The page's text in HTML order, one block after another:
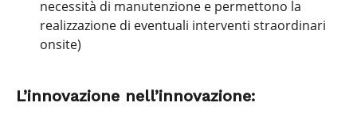
necessità di manutenzione e permettono la
realizzazione di eventuali interventi straordinari
onsite)
L’innovazione nell’innovazione: